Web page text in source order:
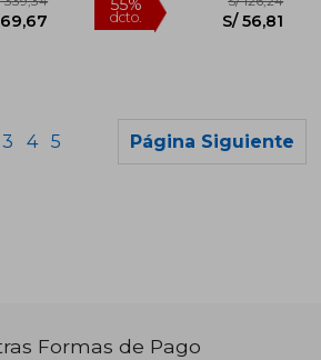
3 4 5 Página Siguiente
Formas de Pago